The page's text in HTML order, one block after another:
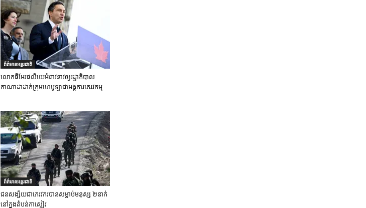
ព័ត៌មានអន្តរជាតិ
លោកផីអែរផលីយេអំពាវនាវឲ្យរដ្ឋាភិបាល
កាណាដាដាក់ក្រុមហេបូឡាជាអង្គការភេរវកម្ម
ព័ត៌មានអន្តរជាតិ
ជនសង្ស័យជាភេរវករបានសម្លាប់មនុស្ស ២នាក់
នៅក្នុងតំបន់កាស្មៀរ